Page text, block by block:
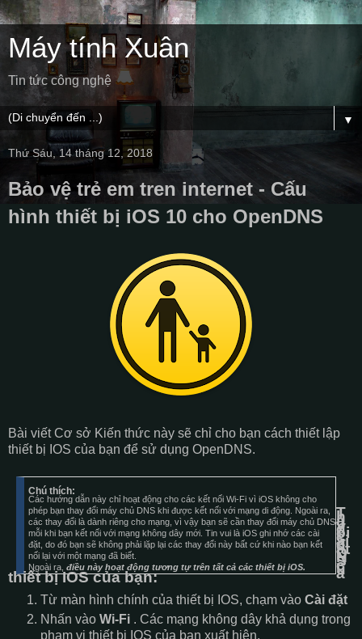
Máy tính Xuân
Tin tức công nghệ
▼
Thứ Sáu, 14 tháng 12, 2018
Bảo vệ trẻ em tren internet - Cấu
hình thiết bị iOS 10 cho OpenDNS
Bài viết Cơ sở Kiến thức này sẽ chỉ cho bạn cách thiết lập
thiết bị IOS của bạn để sử dụng OpenDNS.
Chú thích:
Các hướng dẫn này chỉ hoạt động cho các kết nối Wi-Fi vì iOS không cho
phép bạn thay đổi máy chủ DNS khi được kết nối với mạng di động. Ngoài ra,
các thay đổi là dành riêng cho mạng, vì vậy bạn sẽ cần thay đổi máy chủ DNS
mỗi khi bạn kết nối với mạng không dây mới. Tin vui là iOS ghi nhớ các cài
đặt, do đó bạn sẽ không phải lặp lại các thay đổi này bất cứ khi nào bạn kết
nối lại với một mạng đã biết.
Ngoài ra, điều này hoạt động tương tự trên tất cả các thiết bị iOS.
T
h
a
y
đ
ổi
c
ài
đ
ặt
D
N
S
c
ủ
a
thiết bị IOS của bạn:
Từ màn hình chính của thiết bị IOS, chạm vào Cài đặt
Nhấn vào Wi-Fi . Các mạng không dây khả dụng trong
phạm vi thiết bị IOS của bạn xuất hiện.